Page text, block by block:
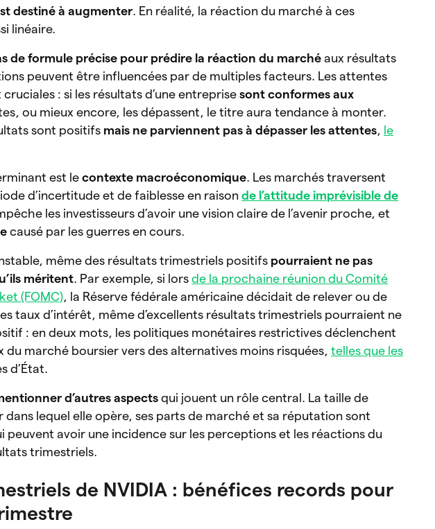
destiné à augmenter . En réalité, la réaction du marché à ces
linéaire.
de formule précise pour prédire la réaction du marchéaux résultats
peuvent être influencées par de multiples facteurs. Les attentes
: si les résultats d’une entreprisesont conformes aux
ou mieux encore, les dépassent, le titre aura tendance à monter.
sont positifs mais ne parviennent pas à dépasser les attentes le
est lecontexte macroéconomique . Les marchés traversent
d’incertitude et de faiblesse en raisonde l’attitude imprévisible de
les investisseurs d’avoir une vision claire de l’avenir proche, et
causé par les guerres en cours.
même des résultats trimestriels positifs pourraient ne pas
méritent . Par exemple, si lorsde la prochaine réunion du Comité
(FOMC) , la Réserve fédérale américaine décidait de relever ou de
taux d’intérêt, même d’excellents résultats trimestriels pourraient ne
: en deux mots, les politiques monétaires restrictives déclenchent
du marché boursier vers des alternatives moins risquées,telles que les
d’État.
d’autres aspectsqui jouent un rôle central. La taille de
dans lequel elle opère, ses parts de marché et sa réputation sont
peuvent avoir une incidence sur les perceptions et les réactions du
trimestriels.
de NVIDIA : bénéfices records pour